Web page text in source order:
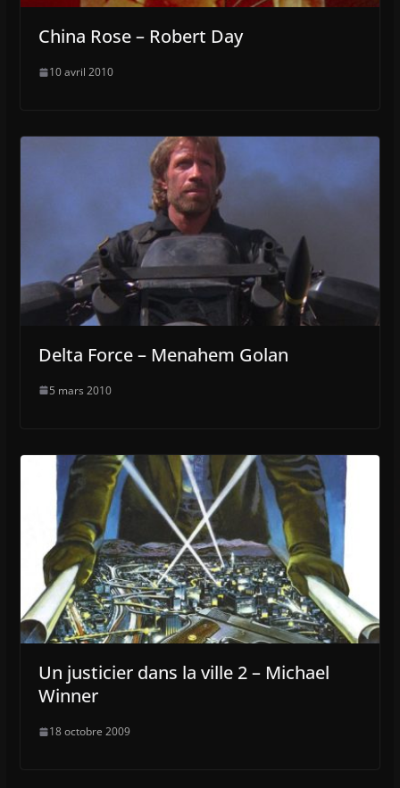
China Rose – Robert Day
10 avril 2010
Delta Force – Menahem Golan
5 mars 2010
Un justicier dans la ville 2 – Michael
Winner
18 octobre 2009